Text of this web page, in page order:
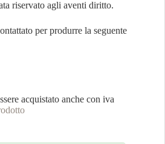
riservato agli aventi diritto.
per produrre la seguente
acquistato anche con iva